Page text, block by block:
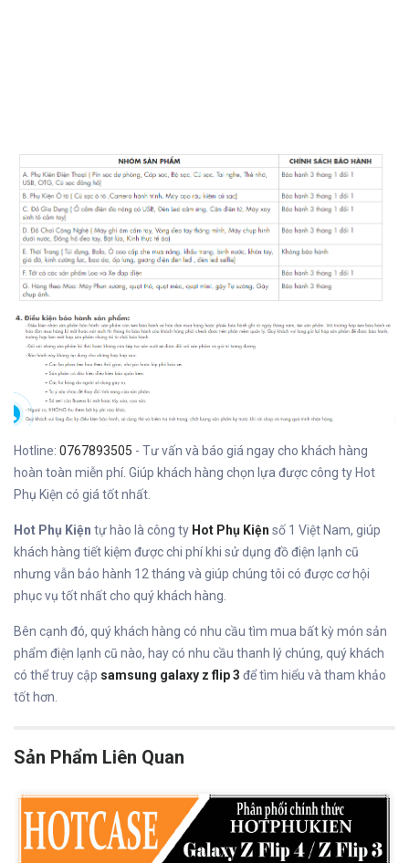
Hotline: 0767893505 - Tư vấn và báo giá ngay cho khách hàng
hoàn toàn miễn phí. Giúp khách hàng chọn lựa được công ty Hot
Phụ Kiện có giá tốt nhất.
Hot Phụ Kiện tự hào là công ty Hot Phụ Kiện số 1 Việt Nam, giúp
khách hàng tiết kiệm được chi phí khi sử dụng đồ điện lạnh cũ
nhưng vẫn bảo hành 12 tháng và giúp chúng tôi có được cơ hội
phục vụ tốt nhất cho quý khách hàng.
Bên cạnh đó, quý khách hàng có nhu cầu tìm mua bất kỳ món sản
phẩm điện lạnh cũ nào, hay có nhu cầu thanh lý chúng, quý khách
có thể truy cập samsung galaxy z flip 3 để tìm hiểu và tham khảo
tốt hơn.
Sản Phẩm Liên Quan